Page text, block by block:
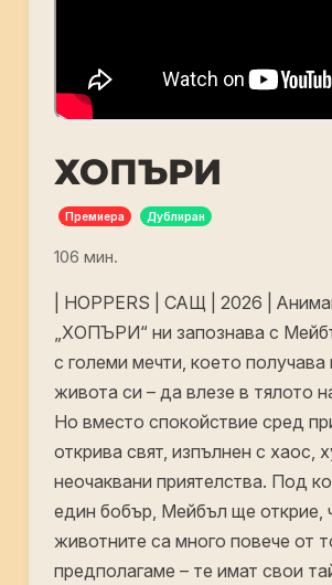
ХОПЪРИ
Премиера Дублиран
106 мин.
| HOPPERS | САЩ | 2026 |
„ХОПЪРИ“ ни запознава с
с големи мечти, което
живота си – да влезе в тялото
Но вместо спокойствие сред
открива свят, изпълнен с хаос,
неочаквани приятелства. Под
един бобър, Мейбъл ще открие,
животните са много повече от
предполагаме – те имат свои